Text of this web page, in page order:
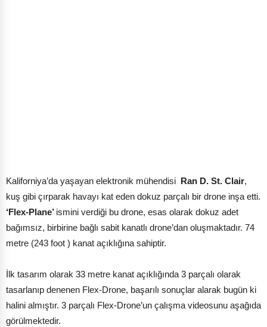
Kaliforniya’da yaşayan elektronik mühendisi Ran D. St. Clair,
kuş gibi çırparak havayı kat eden dokuz parçalı bir drone inşa etti.
‘Flex-Plane’ ismini verdiği bu drone, esas olarak dokuz adet
bağımsız, birbirine bağlı sabit kanatlı drone’dan oluşmaktadır. 74
metre (243 foot ) kanat açıklığına sahiptir.
İlk tasarım olarak 33 metre kanat açıklığında 3 parçalı olarak
tasarlanıp denenen Flex-Drone, başarılı sonuçlar alarak bugün ki
halini almıştır. 3 parçalı Flex-Drone’un çalışma videosunu aşağıda
görülmektedir.